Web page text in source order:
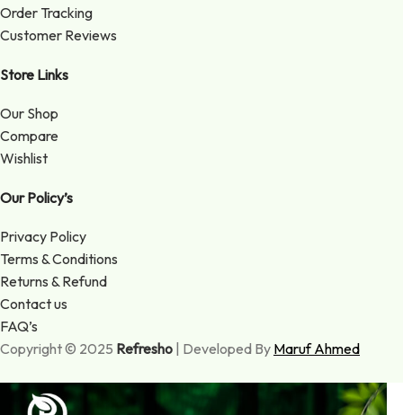
Order Tracking
Customer Reviews
Store Links
Our Shop
Compare
Wishlist
Our Policy’s
Privacy Policy
Terms & Conditions
Returns & Refund
Contact us
FAQ’s
Copyright © 2025 Refresho | Developed By Maruf Ahmed